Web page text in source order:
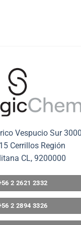
Vespucio Sur
Cerrillos Región
CL, 9200000
2 2621 2332
2 2894 3326